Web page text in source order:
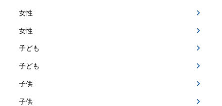
女性
女性
子ども
子ども
子供
子供